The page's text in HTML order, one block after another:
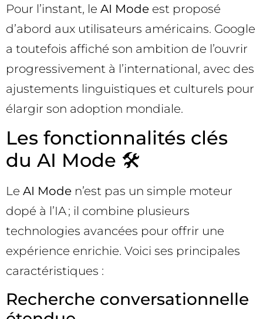
Pour l’instant, le AI Mode est proposé
d’abord aux utilisateurs américains. Google
a toutefois affiché son ambition de l’ouvrir
progressivement à l’international, avec des
ajustements linguistiques et culturels pour
élargir son adoption mondiale.
Les fonctionnalités clés
du AI Mode 🛠️
Le AI Mode n’est pas un simple moteur
dopé à l’IA ; il combine plusieurs
technologies avancées pour offrir une
expérience enrichie. Voici ses principales
caractéristiques :
Recherche conversationnelle